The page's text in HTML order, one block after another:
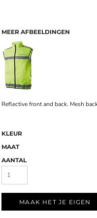
MEER AFBEELDINGEN
Reflective front and back. Mesh
KLEUR
MAAT
AANTAL
MAAK HET JE EIGEN